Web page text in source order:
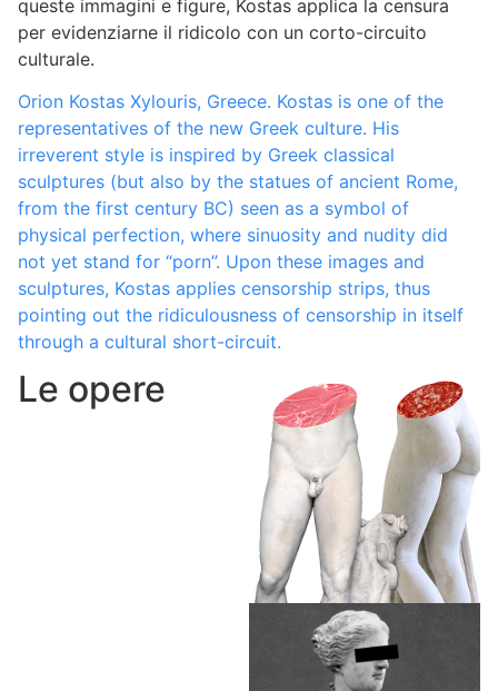
queste immagini e figure, Kostas applica la censura
per evidenziarne il ridicolo con un corto-circuito
culturale.
Orion Kostas Xylouris, Greece. Kostas is one of the
representatives of the new Greek culture. His
irreverent style is inspired by Greek classical
sculptures (but also by the statues of ancient Rome,
from the first century BC) seen as a symbol of
physical perfection, where sinuosity and nudity did
not yet stand for “porn”. Upon these images and
sculptures, Kostas applies censorship strips, thus
pointing out the ridiculousness of censorship in itself
through a cultural short-circuit.
Le opere
Meat Apollo, Meat
Venus